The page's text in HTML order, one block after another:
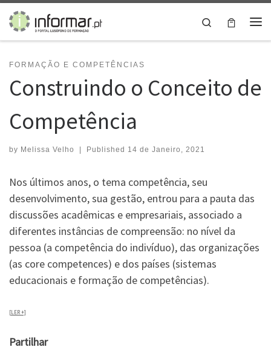
Skip to content
Search
FORMAÇÃO E COMPETÊNCIAS
Construindo o Conceito de
Competência
by Melissa Velho Published 14 de Janeiro, 2021
Nos últimos anos, o tema competência, seu
desenvolvimento, sua gestão, entrou para a pauta das
discussões acadêmicas e empresariais, associado a
diferentes instâncias de compreensão: no nível da
pessoa (a competência do indivíduo), das organizações
(as core competences) e dos países (sistemas
educacionais e formação de competências).
[LER +]
Partilhar